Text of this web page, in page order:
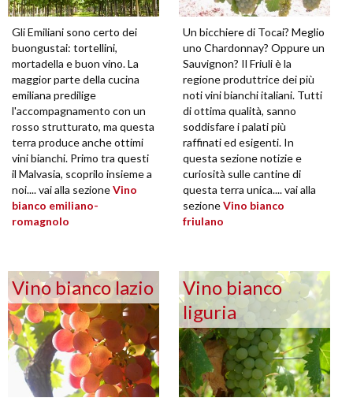
Gli Emiliani sono certo dei
buongustai: tortellini,
mortadella e buon vino. La
maggior parte della cucina
emiliana predilige
l'accompagnamento con un
rosso strutturato, ma questa
terra produce anche ottimi
vini bianchi. Primo tra questi
il Malvasia, scoprilo insieme a
noi.... vai alla sezioneVino
bianco emiliano-
romagnolo
Un bicchiere di Tocai? Meglio
uno Chardonnay? Oppure un
Sauvignon? Il Friuli è la
regione produttrice dei più
noti vini bianchi italiani. Tutti
di ottima qualità, sanno
soddisfare i palati più
raffinati ed esigenti. In
questa sezione notizie e
curiosità sulle cantine di
questa terra unica.... vai alla
sezioneVino bianco
friulano
Vino bianco lazio
Vino bianco
liguria